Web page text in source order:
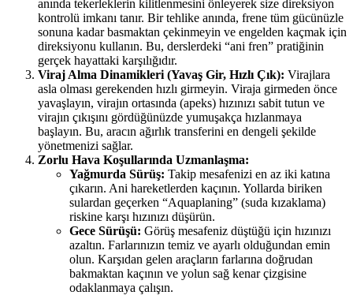
anında tekerleklerin kilitlenmesini önleyerek size direksiyon
kontrolü imkanı tanır. Bir tehlike anında, frene tüm gücünüzle
sonuna kadar basmaktan çekinmeyin ve engelden kaçmak için
direksiyonu kullanın. Bu, derslerdeki “ani fren” pratiğinin
gerçek hayattaki karşılığıdır.
Viraj Alma Dinamikleri (Yavaş Gir, Hızlı Çık): Virajlara
asla olması gerekenden hızlı girmeyin. Viraja girmeden önce
yavaşlayın, virajın ortasında (apeks) hızınızı sabit tutun ve
virajın çıkışını gördüğünüzde yumuşakça hızlanmaya
başlayın. Bu, aracın ağırlık transferini en dengeli şekilde
yönetmenizi sağlar.
Zorlu Hava Koşullarında Uzmanlaşma:
Yağmurda Sürüş: Takip mesafenizi en az iki katına
çıkarın. Ani hareketlerden kaçının. Yollarda biriken
sulardan geçerken “Aquaplaning” (suda kızaklama)
riskine karşı hızınızı düşürün.
Gece Sürüşü: Görüş mesafeniz düştüğü için hızınızı
azaltın. Farlarınızın temiz ve ayarlı olduğundan emin
olun. Karşıdan gelen araçların farlarına doğrudan
bakmaktan kaçının ve yolun sağ kenar çizgisine
odaklanmaya çalışın.